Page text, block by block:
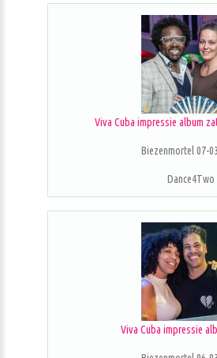
Viva Cuba impressie album
Biezenmortel 07-
Dance4Two
Viva Cuba impressie